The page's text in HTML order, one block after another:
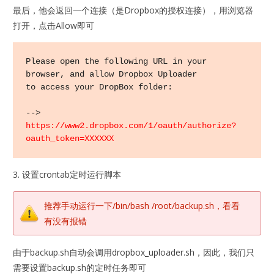
最后，他会返回一个连接（是Dropbox的授权连接），用浏览器
打开，点击Allow即可
Please open the following URL in your
browser, and allow Dropbox Uploader
to access your DropBox folder:
https://www2.dropbox.com/1/oauth/authorize?
oauth_token=XXXXXX
3. 设置crontab定时运行脚本
推荐手动运行一下/bin/bash /root/backup.sh，看看
有没有报错
由于backup.sh自动会调用dropbox_uploader.sh，因此，我们只
需要设置backup.sh的定时任务即可